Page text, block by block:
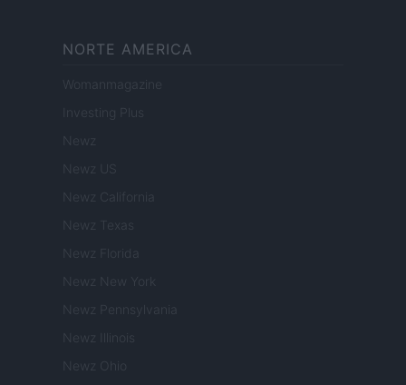
NORTE AMERICA
Womanmagazine
Investing Plus
Newz
Newz US
Newz California
Newz Texas
Newz Florida
Newz New York
Newz Pennsylvania
Newz Illinois
Newz Ohio